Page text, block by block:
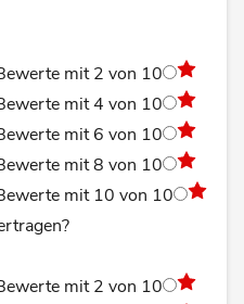
mit 2 von 10
mit 4 von 10
mit 6 von 10
mit 8 von 10
mit 10 von 10
mit 2 von 10